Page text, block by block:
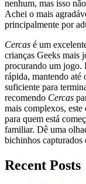
nenhum, mas isso
Achei o mais
principalmente por
Cercas é um
crianças Geeks mais
procurando um jogo.
rápida, mantendo
suficiente para
recomendo Cercas
mais complexos,
para quem está
familiar. Dê uma
bichinhos capturados
Recent Posts